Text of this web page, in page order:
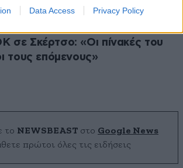
Data Access Privacy Policy
σε Σκέρτσο: «Οι πίνακές του
τους επόμενους»
το NEWSBEAST στο Google News
πρώτοι όλες τις ειδήσεις